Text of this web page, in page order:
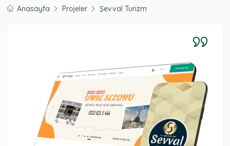
Anasayfa Projeler Şevval Turizm